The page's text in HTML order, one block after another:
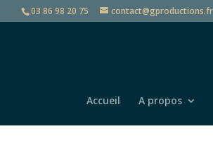
03 86 98 20 75 contact@gproductions.fr
Accueil A propos